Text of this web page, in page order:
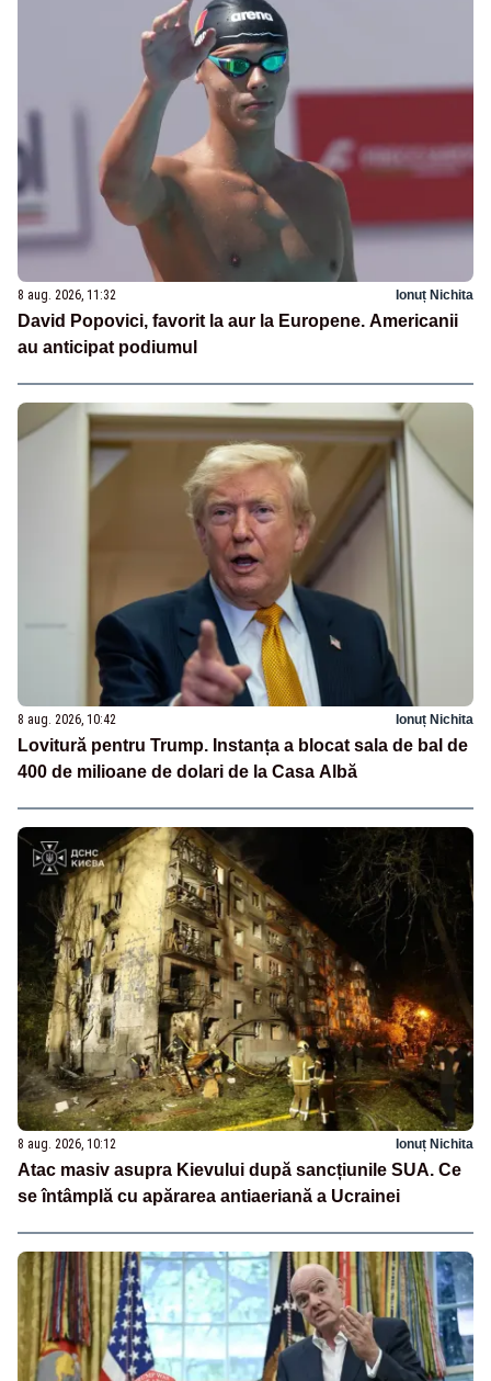
8 aug. 2026, 11:32 Ionuț Nichita
David Popovici, favorit la aur la Europene. Americanii
au anticipat podiumul
8 aug. 2026, 10:42 Ionuț Nichita
Lovitură pentru Trump. Instanța a blocat sala de bal de
400 de milioane de dolari de la Casa Albă
8 aug. 2026, 10:12 Ionuț Nichita
Atac masiv asupra Kievului după sancțiunile SUA. Ce
se întâmplă cu apărarea antiaeriană a Ucrainei